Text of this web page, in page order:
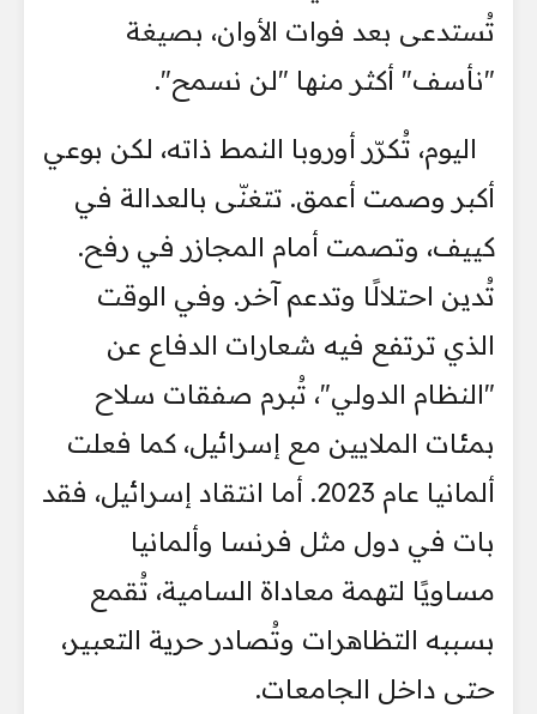
تُستدعى بعد فوات الأوان، بصيغة
"نأسف" أكثر منها "لن نسمح".
اليوم، تُكرّر أوروبا النمط ذاته، لكن بوعي
أكبر وصمت أعمق. تتغنّى بالعدالة في
كييف، وتصمت أمام المجازر في رفح.
تُدين احتلالًا وتدعم آخر. وفي الوقت
الذي ترتفع فيه شعارات الدفاع عن
"النظام الدولي"، تُبرم صفقات سلاح
بمئات الملايين مع إسرائيل، كما فعلت
ألمانيا عام 2023. أما انتقاد إسرائيل، فقد
بات في دول مثل فرنسا وألمانيا
مساويًا لتهمة معاداة السامية، تُقمع
بسببه التظاهرات وتُصادر حرية التعبير،
حتى داخل الجامعات.